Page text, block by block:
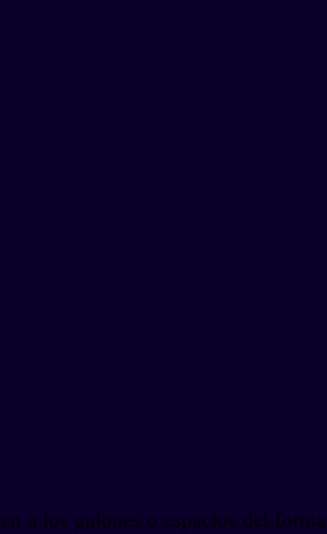
a los guiones o espacios del